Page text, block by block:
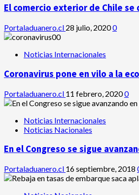
El comercio exterior de Chile
Portaladuanero.cl 28 julio, 20200
Noticias Internacionales
Coronavirus pone en vilo a la
Portaladuanero.cl 11 febrero, 20200
Noticias Internacionales
Noticias Nacionales
En el Congreso se sigue
Portaladuanero.cl 16 septiembre, 2018